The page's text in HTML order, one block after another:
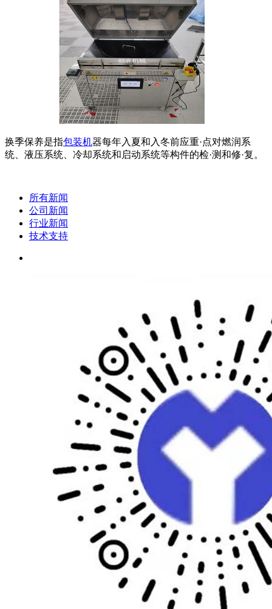
换季保养是指包装机器每年入夏和入冬前应重·点对燃润系
统、液压系统、冷却系统和启动系统等构件的检·测和修·复。
所有新闻
公司新闻
行业新闻
技术支持